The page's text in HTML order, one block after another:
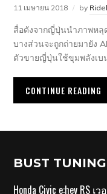
11 เมษายน 2018 by
สื่อดังจากญี่ปุ่นนำภาพหลุ
บางส่วนจะถูกถ่ายมายัง
ตัวขายญี่ปุ่นใช้ขุมพลังเบ
CONTINUE READING
BUST TUNING
Honda Civic e:hev